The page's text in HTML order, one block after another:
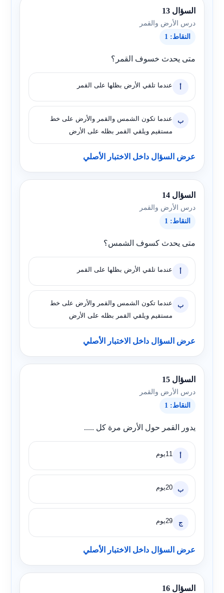
السؤال 13
درس الأرض والقمر
النقاط: 1
متى يحدث خسوف القمر؟
أ عندما تلقي الأرض بظلها على القمر
ب
عندما تكون الشمس والقمر والأرض على خط
مستقيم ويلقي القمر بظله على الأرض
عرض السؤال داخل الاختبار الأصلي
السؤال 14
درس الأرض والقمر
النقاط: 1
متى يحدث كسوف الشمس؟
أ عندما تلقي الأرض بظلها على القمر
ب
عندما تكون الشمس والقمر والأرض على خط
مستقيم ويلقي القمر بظله على الأرض
عرض السؤال داخل الاختبار الأصلي
السؤال 15
درس الأرض والقمر
النقاط: 1
يدور القمر حول الأرض مرة كل .....
أ 11يوم
ب 20يوم
ج 29يوم
عرض السؤال داخل الاختبار الأصلي
السؤال 16